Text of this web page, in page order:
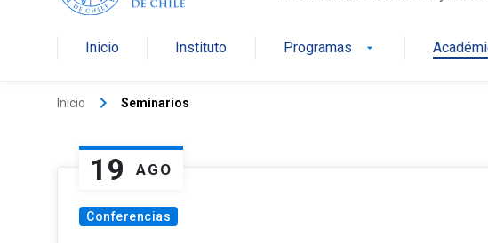
Inicio Instituto Programas arrow_drop_down
Inicio keyboard_arrow_right Seminarios
19 AGO
Conferencias